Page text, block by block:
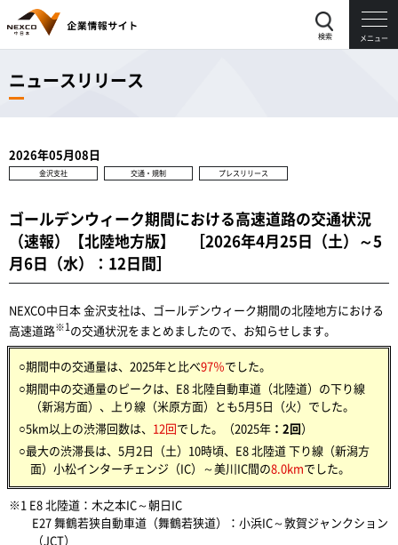
検索 メニュー
ニュースリリース
2026年05月08日
金沢支社 交通・規制 プレスリリース
ゴールデンウィーク期間における高速道路の交通状況
（速報）【北陸地方版】 ［2026年4月25日（土）～5
月6日（水）：12日間］
NEXCO中日本 金沢支社は、ゴールデンウィーク期間の北陸地方における
高速道路※1の交通状況をまとめましたので、お知らせします。
○期間中の交通量は、2025年と比べ97％でした。
○期間中の交通量のピークは、E8 北陸自動車道（北陸道）の下り線
（新潟方面）、上り線（米原方面）とも5月5日（火）でした。
○5km以上の渋滞回数は、 12回でした。（2025年 ：2回）
○最大の渋滞長は、5月2日（土）10時頃、E8 北陸道 下り線（新潟方
面）小松インターチェンジ（IC）～美川IC間の8.0kmでした。
※1 E8 北陸道：木之本IC～朝日IC
E27 舞鶴若狭自動車道（舞鶴若狭道）：小浜IC～敦賀ジャンクション
（JCT）